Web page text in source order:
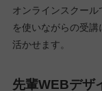
オンラインスクー
を使いながらの受
活かせます。
先輩WEBデザ